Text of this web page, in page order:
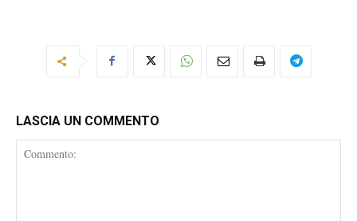
LASCIA UN COMMENTO